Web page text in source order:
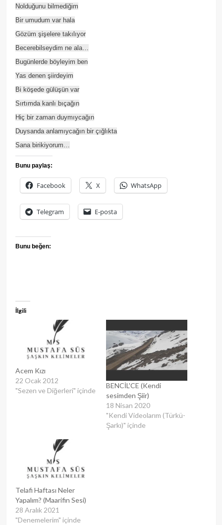
Nolduğunu bilmediğim
Bir umudum var hala
Gözüm şişelere takılıyor
Becerebilseydim ne ala…
Bugünlerde böyleyim ben
Yas denen şiirdeyim
Bi köşede gülüşün var
Sırtımda kanlı bıçağın
Hiç bir zaman duymıycağın
Duysanda anlamıycağın bir çığlıkta
Sana birikiyorum…
Bunu paylaş:
Facebook X WhatsApp
Telegram E-posta
Bunu beğen:
İlgili
Acem Kızı
22 Ocak 2012
"Sezen ve Diğerleri" içinde
BENCİL'CE (Kendi
sesimden Şiir)
18 Nisan 2020
"Kendi Videolarım (Türkü-
Şarkı)" içinde
Telafi Haftası Neler
Yapalım? (Maarifin Sesi)
28 Aralık 2021
"Denemelerim" içinde